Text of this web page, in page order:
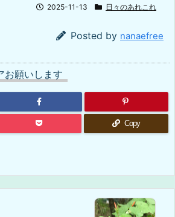
2025-11-13 日々のあれこれ
Posted by nanaefree
お願いします
Copy